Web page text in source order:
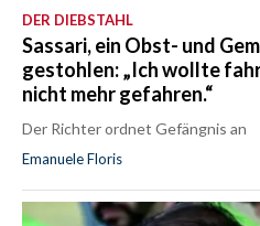
DER DIEBSTAHL
Sassari, ein Obst- und
gestohlen: „Ich wollte
nicht mehr gefahren.“
Der Richter ordnet Gefängnis an
Emanuele Floris